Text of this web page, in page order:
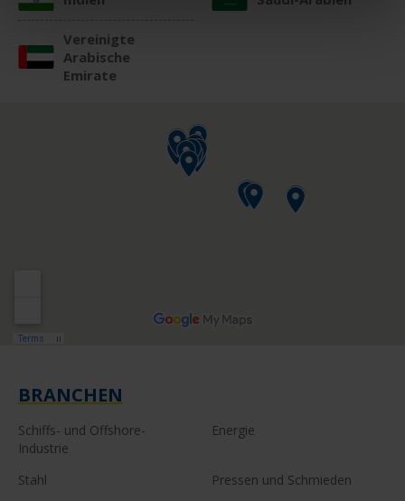
Vereinigte
Arabische
Emirate
BRANCHEN
Schiffs- und Offshore-
Industrie
Energie
Stahl
Pressen und Schmieden